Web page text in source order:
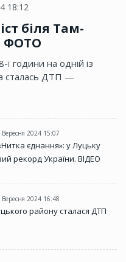
18:12
біля Там-
ФОТО
години на одній із
сталась ДТП —
Вересня 2024 15:07
єднання»: у Луцьку
рекорд України. ВІДЕО
Вересня 2024 16:48
району сталася ДТП